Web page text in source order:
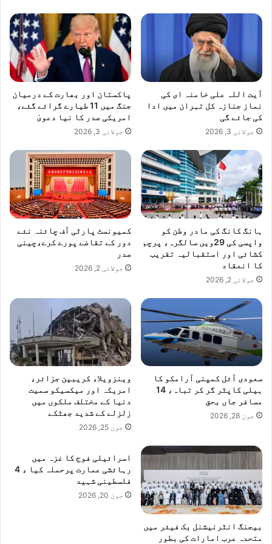
ن
پ
ہ
ن
چ
گ
ے
آیت اللہ علی خامنہ ای کی
نماز جنازہ کل تہران میں ادا
کی جائے گی
جولائی 3, 2026
پاکستان اور بھارت کے درمیان
جنگ میں 11 طیارے گرائے گئے،
امریکی صدر کا نیا دعویٰ
جولائی 3, 2026
ہانگ کانگ کی مادر وطن کو
واپسی کی 29ویں سالگرہ، پرچم
کشائی اور استقبالیہ تقریب
کا انعقاد
جولائی 2, 2026
کمیونسٹ پارٹی آف چائنہ نئے
دور کے تقاضے پورے کرے،چینی
صدر
جولائی 2, 2026
سعودی آئل کمپنی آرامکو کا
ہیلی کاپٹر گر کر تباہ، 14
مسافر جاں بحق
جون 28, 2026
وینزویلا، کریبین جزائر،
امریکہ اور میکسیکو سمیت
دنیا کے مختلف ملکوں میں
زلزلے کے شدید جھٹکے
جون 25, 2026
بیجنگ انٹرنیشنل بک فیئر میں
متحدہ عرب امارات کی بطور
اسرائیلی فوج کا غزہ میں
رہائشی عمارت پرحملہ کیا ، 4
فلسطینی شہید
جون 20, 2026